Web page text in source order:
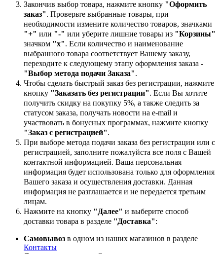
Закончив выбор товара, нажмите кнопку "Оформить
заказ". Проверьте выбранные товары, при
необходимости измените количество товаров, значками
"+" или "-" или уберите лишние товары из "Корзины"
значком "х". Если количество и наименование
выбранного товара соответствует Вашему заказу,
переходите к следующему этапу оформления заказа -
"Выбор метода подачи Заказа".
Чтобы сделать быстрый заказ без регистрации, нажмите
кнопку "Заказать без регистрации". Если Вы хотите
получить скидку на покупку 5%, а также следить за
статусом заказа, получать новости на e-mail и
участвовать в бонусных программах, нажмите кнопку
"Заказ с регистрацией".
При выборе метода подачи заказа без регистрации или с
регистрацией, заполните пожалуйста все поля с Вашей
контактной информацией. Ваша персональная
информация будет использована только для оформления
Вашего заказа и осуществления доставки. Данная
информация не разглашается и не передается третьим
лицам.
Нажмите на кнопку "Далее" и выберите способ
доставки товара в разделе ''Доставка":
Самовывоз в одном из наших магазинов в разделе
Контакты